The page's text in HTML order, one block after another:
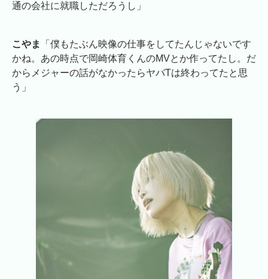
通の会社に就職しただろうし」
こやま
「僕もたぶん映像の仕事をしてたんじゃないです
かね。あの時点で岡崎体育くんのMVとか作ってたし。だ
からメジャーの話がなかったらヤバTは終わってたと思
う」